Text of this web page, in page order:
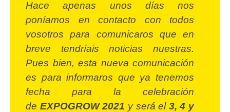
Hace apenas unos días nos
poníamos en contacto con todos
vosotros para comunicaros que en
breve tendríais noticias nuestras.
Pues bien, esta nueva comunicación
es para informaros que ya tenemos
fecha para la celebración
de EXPOGROW 2021 y será el 3, 4 y